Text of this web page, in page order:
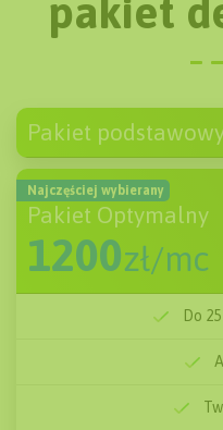
pakiet
Pakiet
600zł/mc
Najczęściej wybierany
Pakiet Optymalny
1200zł/mc
Do